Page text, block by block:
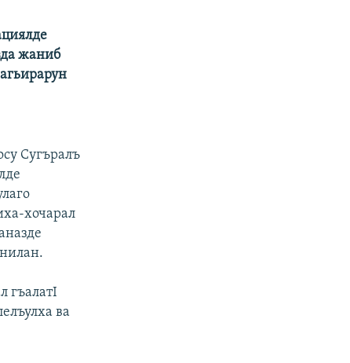
жаниб
Сугъралъ
хочарал
гъалатI
ва